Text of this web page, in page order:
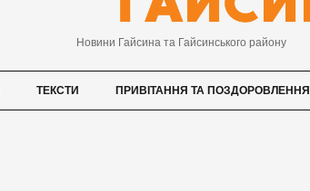
Новини Гайсина та Гайсинського району
ТЕКСТИ ПРИВІТАННЯ ТА ПОЗДОРОВЛЕННЯ